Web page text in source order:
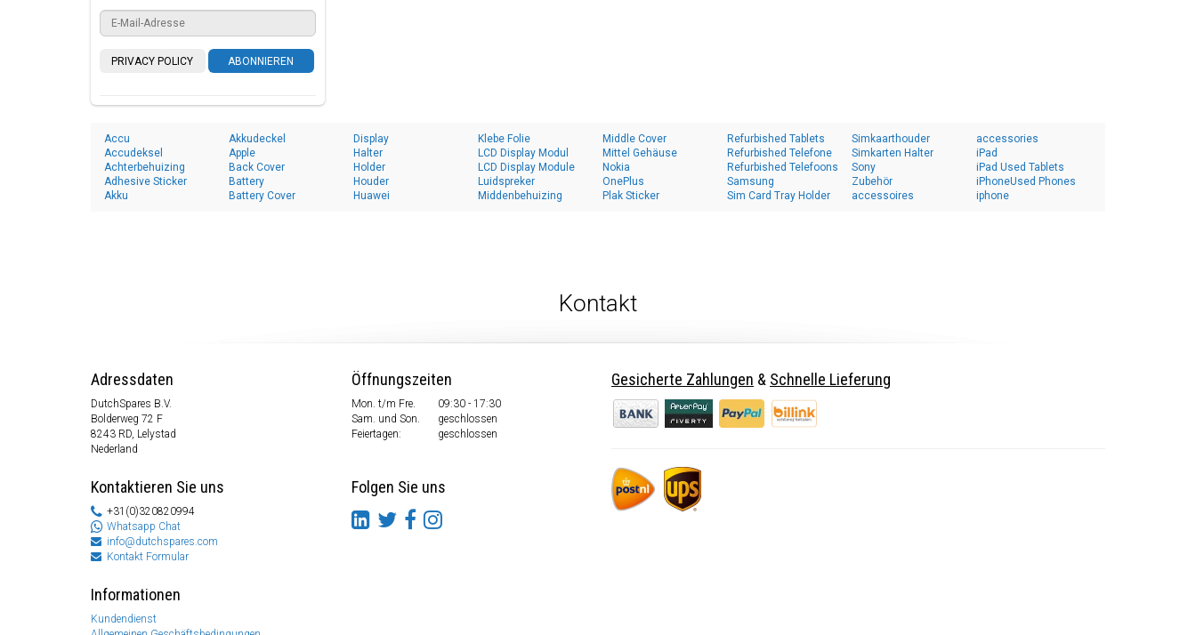
PRIVACY POLICY ABONNIEREN
Accu
Accudeksel
Achterbehuizing
Adhesive Sticker
Akku
Akkudeckel
Apple
Back Cover
Battery
Battery Cover
Display
Halter
Holder
Houder
Huawei
Klebe Folie
LCD Display Modul
LCD Display Module
Luidspreker
Middenbehuizing
Middle Cover
Mittel Gehäuse
Nokia
OnePlus
Plak Sticker
Refurbished Tablets
Refurbished Telefone
Refurbished Telefoons
Samsung
Sim Card Tray Holder
Simkaarthouder
Simkarten Halter
Sony
Zubehör
accessoires
accessories
iPad
iPad Used Tablets
iPhoneUsed Phones
iphone
Kontakt
Adressdaten
DutchSpares B.V.
Bolderweg 72 F
8243 RD, Lelystad
Nederland
Kontaktieren Sie uns
+31(0)320820994
Whatsapp Chat
info@dutchspares.com
Kontakt Formular
Informationen
Kundendienst
Öffnungszeiten
Mon. t/m Fre.
09:30 - 17:30
Sam. und Son.
geschlossen
Feiertagen:
geschlossen
Folgen Sie uns
Gesicherte Zahlungen & Schnelle Lieferung